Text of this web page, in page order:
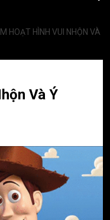
HOẠT HÌNH VUI NHỘN VÀ
Và Ý